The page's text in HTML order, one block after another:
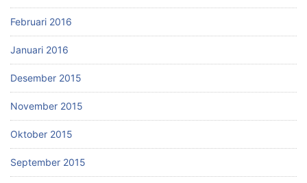
Februari 2016
Januari 2016
Desember 2015
November 2015
Oktober 2015
September 2015